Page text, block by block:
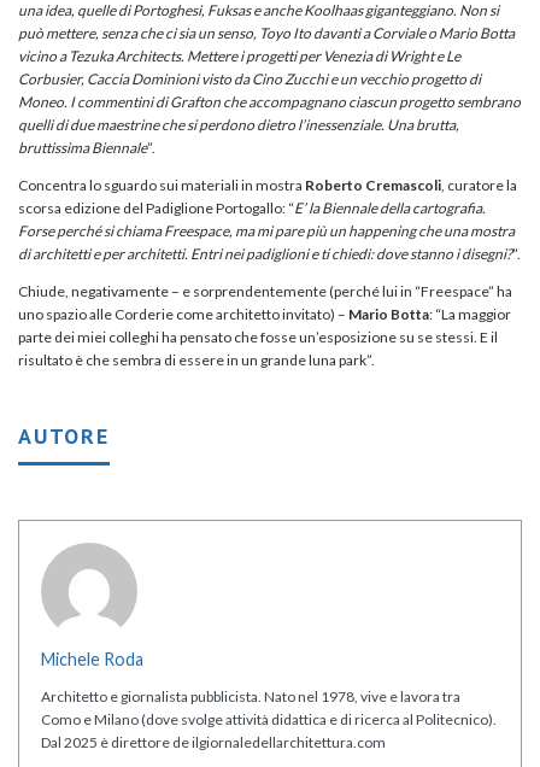
una idea, quelle di Portoghesi, Fuksas e anche Koolhaas giganteggiano. Non si
può mettere, senza che ci sia un senso, Toyo Ito davanti a Corviale o Mario Botta
vicino a Tezuka Architects. Mettere i progetti per Venezia di Wright e Le
Corbusier, Caccia Dominioni visto da Cino Zucchi e un vecchio progetto di
Moneo. I commentini di Grafton che accompagnano ciascun progetto sembrano
quelli di due maestrine che si perdono dietro l’inessenziale. Una brutta,
bruttissima Biennale”.
Concentra lo sguardo sui materiali in mostra Roberto Cremascoli, curatore la
scorsa edizione del Padiglione Portogallo: “E’ la Biennale della cartografia.
Forse perché si chiama Freespace, ma mi pare più un happening che una mostra
di architetti e per architetti. Entri nei padiglioni e ti chiedi: dove stanno i disegni?”.
Chiude, negativamente – e sorprendentemente (perché lui in “Freespace” ha
uno spazio alle Corderie come architetto invitato) – Mario Botta: “La maggior
parte dei miei colleghi ha pensato che fosse un’esposizione su se stessi. E il
risultato è che sembra di essere in un grande luna park”.
AUTORE
Michele Roda
Architetto e giornalista pubblicista. Nato nel 1978, vive e lavora tra
Como e Milano (dove svolge attività didattica e di ricerca al Politecnico).
Dal 2025 è direttore de ilgiornaledellarchitettura.com